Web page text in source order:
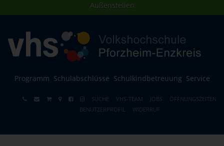
Außenstellen
Programm Schulabschlüsse Schulkindbetreuung Service
SUCHE VHS-TEAM JOBS
ÖFFNUNGSZEITEN
BENUTZERPROFIL
WIDERRUF